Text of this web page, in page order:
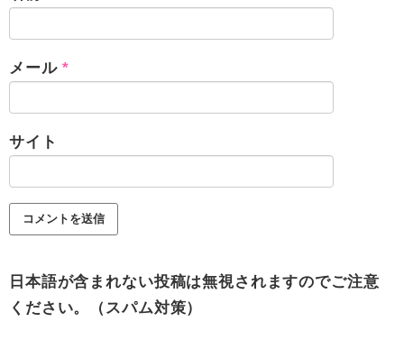
メール*
サイト
日本語が含まれない投稿は無視されますのでご注意
ください。（スパム対策）